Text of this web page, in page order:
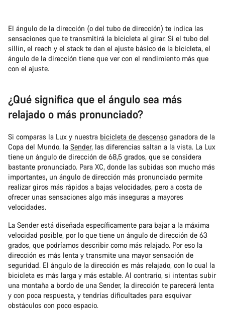
El ángulo de la dirección (o del tubo de dirección) te indica las
sensaciones que te transmitirá la bicicleta al girar. Si el tubo del
sillín, el reach y el stack te dan el ajuste básico de la bicicleta, el
ángulo de la dirección tiene que ver con el rendimiento más que
con el ajuste.
¿Qué significa que el ángulo sea más
relajado o más pronunciado?
Si comparas la Lux y nuestra bicicleta de descenso ganadora de la
Copa del Mundo, la Sender, las diferencias saltan a la vista. La Lux
tiene un ángulo de dirección de 68,5 grados, que se considera
bastante pronunciado. Para XC, donde las subidas son mucho más
importantes, un ángulo de dirección más pronunciado permite
realizar giros más rápidos a bajas velocidades, pero a costa de
ofrecer unas sensaciones algo más inseguras a mayores
velocidades.
La Sender está diseñada específicamente para bajar a la máxima
velocidad posible, por lo que tiene un ángulo de dirección de 63
grados, que podríamos describir como más relajado. Por eso la
dirección es más lenta y transmite una mayor sensación de
seguridad. El ángulo de la dirección es más relajado, con lo cual la
bicicleta es más larga y más estable. Al contrario, si intentas subir
una montaña a bordo de una Sender, la dirección te parecerá lenta
y con poca respuesta, y tendrías dificultades para esquivar
obstáculos con poco espacio.